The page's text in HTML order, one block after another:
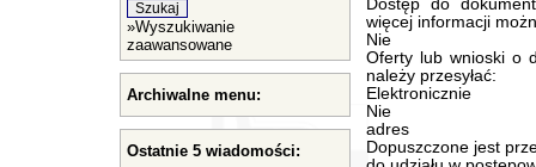
»Wyszukiwanie
zaawansowane
Archiwalne menu:
Ostatnie 5 wiadomości:
Dostęp do
więcej informacji
Nie
Oferty lub wnioski o
należy przesyłać:
Elektronicznie
Nie
adres
Dopuszczone jest